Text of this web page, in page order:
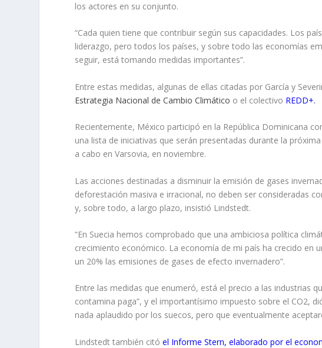
los actores en su conjunto.
“Cada quien tiene que contribuir según sus capacidades. Los
liderazgo, pero todos los países, y sobre todo las economías
seguir, está tomando medidas importantes”.
Entre estas medidas, algunas de ellas citadas por García y
Estrategia Nacional de Cambio Climático o el colectivo REDD+.
Recientemente, México participó en la República Dominicana
una lista de iniciativas que serán presentadas durante la
a cabo en Varsovia, en noviembre.
Las acciones destinadas a disminuir la emisión de gases
deforestación masiva e irracional, no deben ser consideradas
y, sobre todo, a largo plazo, insistió Lindstedt.
“En Suecia hemos comprobado que una ambiciosa política
crecimiento económico. La economía de mi país ha crecido en
un 20% las emisiones de gases de efecto invernadero”.
Entre las medidas que enumeró, está el precio a las industrias
contamina paga”, y el importantísimo impuesto sobre el CO2,
nada aplaudido por los suecos, pero que eventualmente
Lindstedt también citóel Informe Stern, elaborado por el